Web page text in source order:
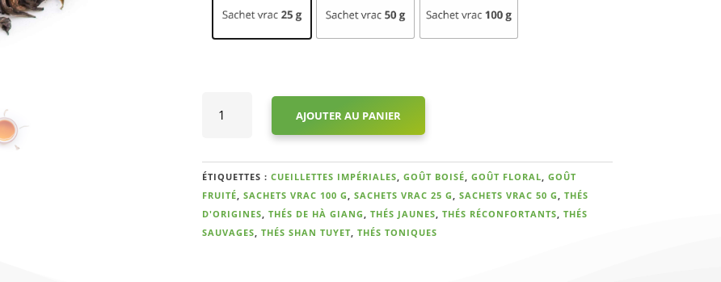
Sauvage
CUEILLETTE
IMPÉRIALE
2024
AJOUTER AU PANIER
ÉTIQUETTES : CUEILLETTES IMPÉRIALES, GOÛT BOISÉ, GOÛT FLORAL, GOÛT
FRUITÉ, SACHETS VRAC 100 G, SACHETS VRAC 25 G, SACHETS VRAC 50 G, THÉS
D'ORIGINES, THÉS DE HÀ GIANG, THÉS JAUNES, THÉS RÉCONFORTANTS, THÉS
SAUVAGES, THÉS SHAN TUYET, THÉS TONIQUES